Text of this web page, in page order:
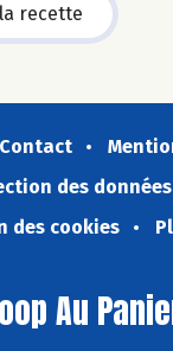
recette
Contact
des données
des cookies
Au